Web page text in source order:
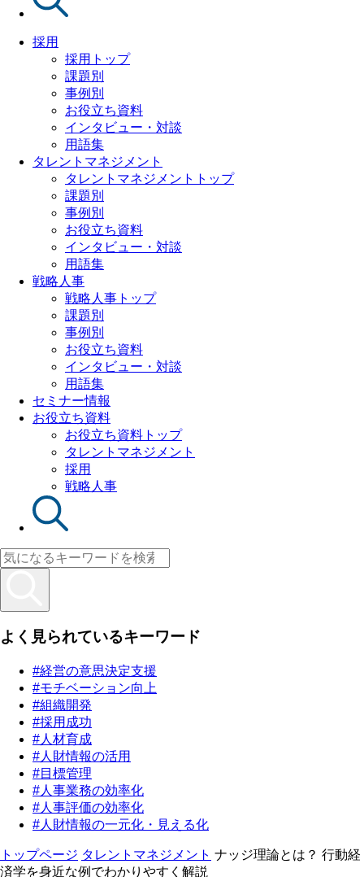
採用
採用トップ
課題別
事例別
お役立ち資料
インタビュー・対談
用語集
タレントマネジメント
タレントマネジメントトップ
課題別
事例別
お役立ち資料
インタビュー・対談
用語集
戦略人事
戦略人事トップ
課題別
事例別
お役立ち資料
インタビュー・対談
用語集
セミナー情報
お役立ち資料
お役立ち資料トップ
タレントマネジメント
採用
戦略人事
よく見られているキーワード
#経営の意思決定支援
#モチベーション向上
#組織開発
#採用成功
#人材育成
#人財情報の活用
#目標管理
#人事業務の効率化
#人事評価の効率化
#人財情報の一元化・見える化
トップページ タレントマネジメント ナッジ理論とは？ 行動経
済学を身近な例でわかりやすく解説